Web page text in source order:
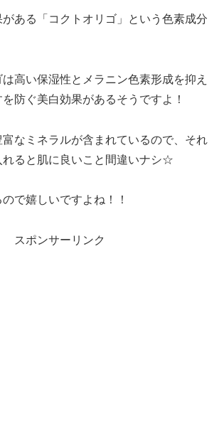
ある「コクトオリゴ」という色素成分
高い保湿性とメラニン色素形成を抑え
防ぐ美白効果があるそうですよ！
富なミネラルが含まれているので、それ
れると肌に良いこと間違いナシ☆
で嬉しいですよね！！
スポンサーリンク